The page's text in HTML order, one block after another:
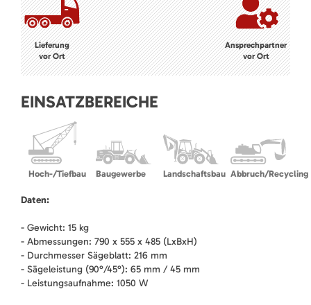
Lieferung
vor Ort
Ansprechpartner
vor Ort
EINSATZBEREICHE
Hoch-/Tiefbau Baugewerbe Landschaftsbau Abbruch/Recycling
Daten:
- Gewicht: 15 kg
- Abmessungen: 790 x 555 x 485 (LxBxH)
- Durchmesser Sägeblatt: 216 mm
- Sägeleistung (90°/45°): 65 mm / 45 mm
- Leistungsaufnahme: 1050 W